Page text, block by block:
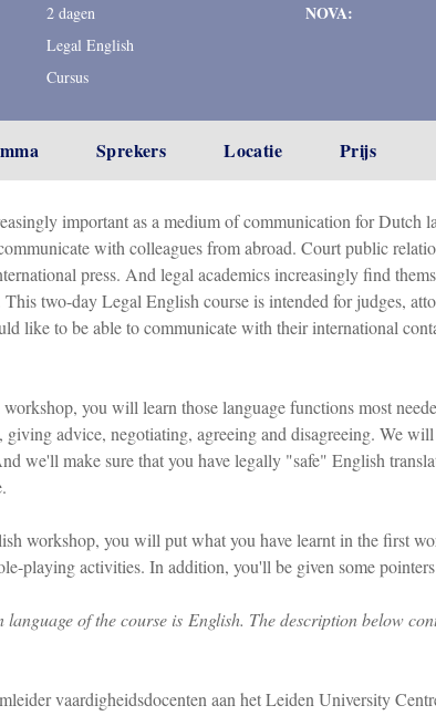
2 dagen
Legal English
Cursus
NOVA:
Sprekers Locatie Prijs
important as a medium of communication for Dutch
with colleagues from abroad. Court public
press. And legal academics increasingly find
two-day Legal English course is intended for judges,
like to be able to communicate with their international
you will learn those language functions most
giving advice, negotiating, agreeing and disagreeing. We
we'll make sure that you have legally "safe" English
workshop, you will put what you have learnt in the first
playing activities. In addition, you'll be given some
language of the course is English. The description below
vaardigheidsdocenten aan het Leiden University